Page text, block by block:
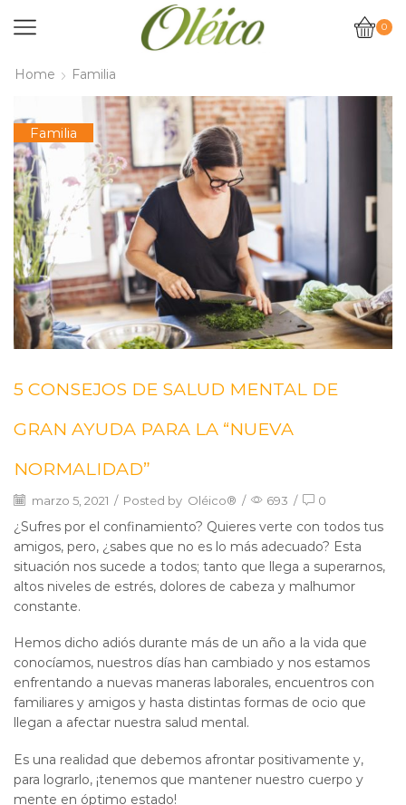
0
Home Familia
Familia
5 CONSEJOS DE SALUD MENTAL DE
GRAN AYUDA PARA LA “NUEVA
NORMALIDAD”
marzo 5, 2021 / Posted by Oléico® / 693 / 0
¿Sufres por el confinamiento? Quieres verte con todos tus
amigos, pero, ¿sabes que no es lo más adecuado? Esta
situación nos sucede a todos; tanto que llega a superarnos,
altos niveles de estrés, dolores de cabeza y malhumor
constante.
Hemos dicho adiós durante más de un año a la vida que
conocíamos, nuestros días han cambiado y nos estamos
enfrentando a nuevas maneras laborales, encuentros con
familiares y amigos y hasta distintas formas de ocio que
llegan a afectar nuestra salud mental.
Es una realidad que debemos afrontar positivamente y,
para lograrlo, ¡tenemos que mantener nuestro cuerpo y
mente en óptimo estado!